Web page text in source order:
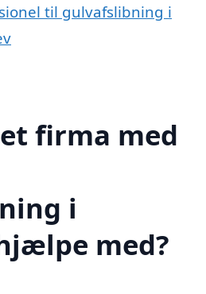
til gulvafslibning i
firma med
i
med?